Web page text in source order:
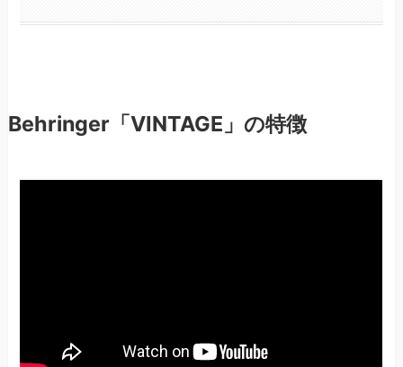
Behringer「VINTAGE」の特徴